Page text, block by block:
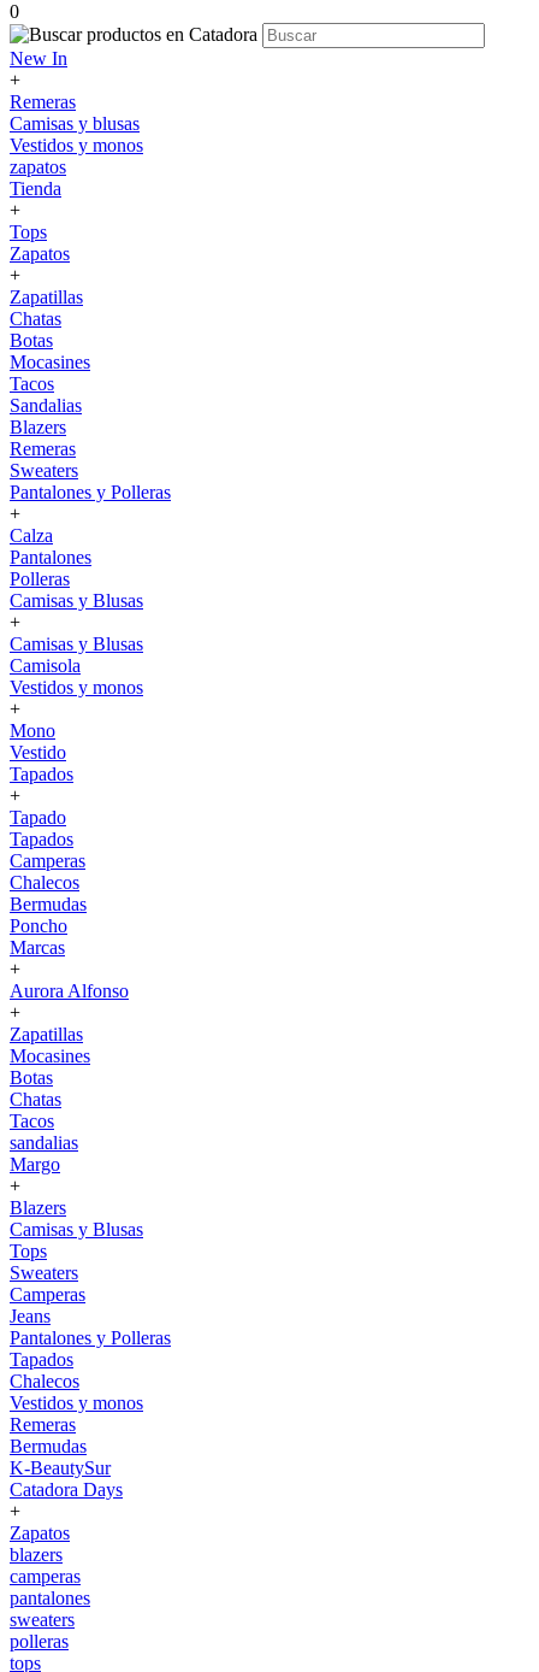
0
New In
+
Remeras
Camisas y blusas
Vestidos y monos
zapatos
Tienda
+
Tops
Zapatos
+
Zapatillas
Chatas
Botas
Mocasines
Tacos
Sandalias
Blazers
Remeras
Sweaters
Pantalones y Polleras
+
Calza
Pantalones
Polleras
Camisas y Blusas
+
Camisas y Blusas
Camisola
Vestidos y monos
+
Mono
Vestido
Tapados
+
Tapado
Tapados
Camperas
Chalecos
Bermudas
Poncho
Marcas
+
Aurora Alfonso
+
Zapatillas
Mocasines
Botas
Chatas
Tacos
sandalias
Margo
+
Blazers
Camisas y Blusas
Tops
Sweaters
Camperas
Jeans
Pantalones y Polleras
Tapados
Chalecos
Vestidos y monos
Remeras
Bermudas
K-BeautySur
Catadora Days
+
Zapatos
blazers
camperas
pantalones
sweaters
polleras
tops